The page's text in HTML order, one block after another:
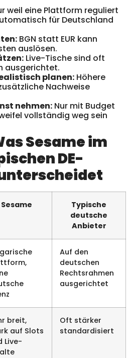
weil eine Plattform reguliert
für Deutschland
BGN statt EUR kann
auslösen.
Live-Tische sind oft
ausgerichtet.
planen: Höhere
Nachweise
nehmen: Nur mit Budget
vollständig weg sein
Sesame im
DE-
Sesame
Typische
deutsche
Anbieter
Auf den
deutschen
Rechtsrahmen
ausgerichtet
breit,
auf Slots
Live-
Oft stärker
standardisiert